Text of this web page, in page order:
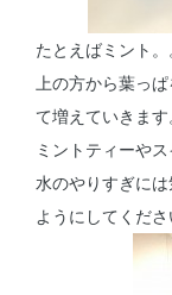
たとえばミント。
上の方から葉っ
て増えていきます
ミントティーや
水のやりすぎに
ようにしてくださ